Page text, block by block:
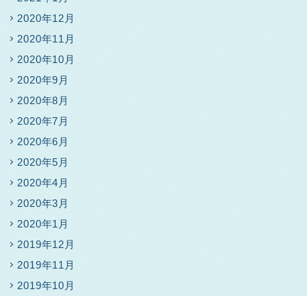
2020年12月
2020年11月
2020年10月
2020年9月
2020年8月
2020年7月
2020年6月
2020年5月
2020年4月
2020年3月
2020年1月
2019年12月
2019年11月
2019年10月